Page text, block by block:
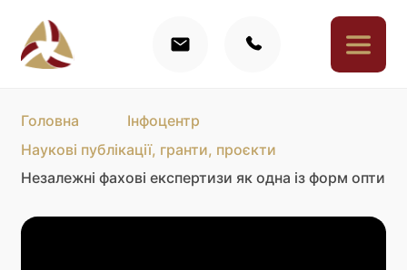
Головна
Інфоцентр
Наукові публікації, гранти, проєкти
Незалежні фахові експертизи як одна із форм